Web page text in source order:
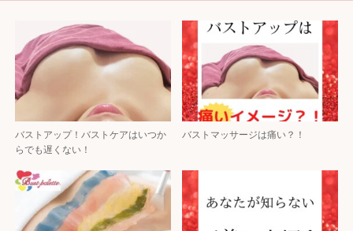
バストアップ！バストケアはいつか
らでも遅くない！
バストマッサージは痛い？！